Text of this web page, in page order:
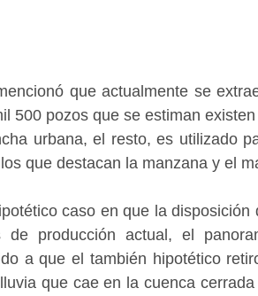
que actualmente se
500 pozos que se estiman
urbana, el resto, es utilizado
que destacan la manzana y el
caso en que la disposición
producción actual, el
a que el también hipotético
que cae en la cuenca